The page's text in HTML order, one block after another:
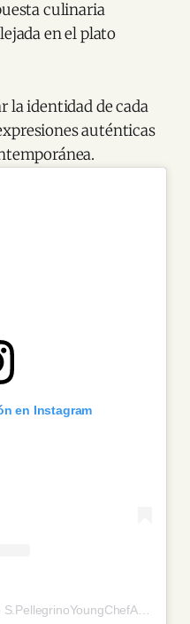
culinaria
en el plato
la identidad de cada
auténticas
en Instagram
Una publicación compartida de S.PellegrinoYoungChefAcademy (@sanpellegrino_youngchef)